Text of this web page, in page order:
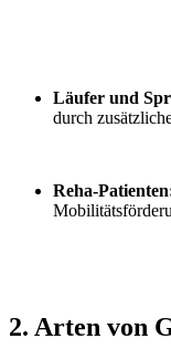
Läufer und
durch
Reha-
2. Arten von